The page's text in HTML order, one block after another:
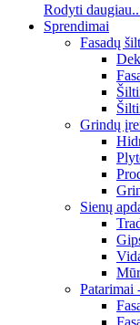
Rodyti
Sprendimai
Fasadų
Grindų
Sienų
Patarimai